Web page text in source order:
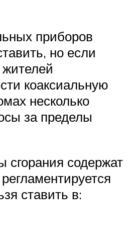
приборов
но если
коаксиальную
несколько
за пределы
сгорания содержат
ставить в: